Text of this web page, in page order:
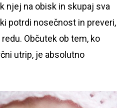
njej na obisk in skupaj sva
potrdi nosečnost in preveri,
Občutek ob tem, ko
utrip, je absolutno